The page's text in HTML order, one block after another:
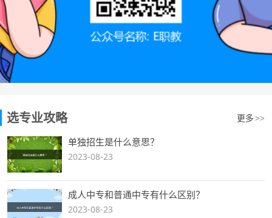
选专业攻略 更多 >>
单独招生是什么意思？
2023-08-23
成人中专和普通中专有什么区别？
2023-08-23